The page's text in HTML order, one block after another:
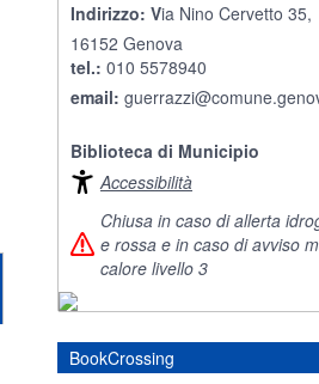
Indirizzo: Via Nino Cervetto 35,
16152 Genova
tel.: 010 5578940
email:
Biblioteca di Municipio
Accessibilità
Chiusa in caso di allerta
e rossa e in caso di avviso
calore livello 3
BookCrossing